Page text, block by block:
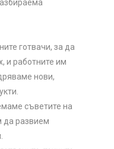
готвачи, за да
и работните им
нови,
съветите на
да развием